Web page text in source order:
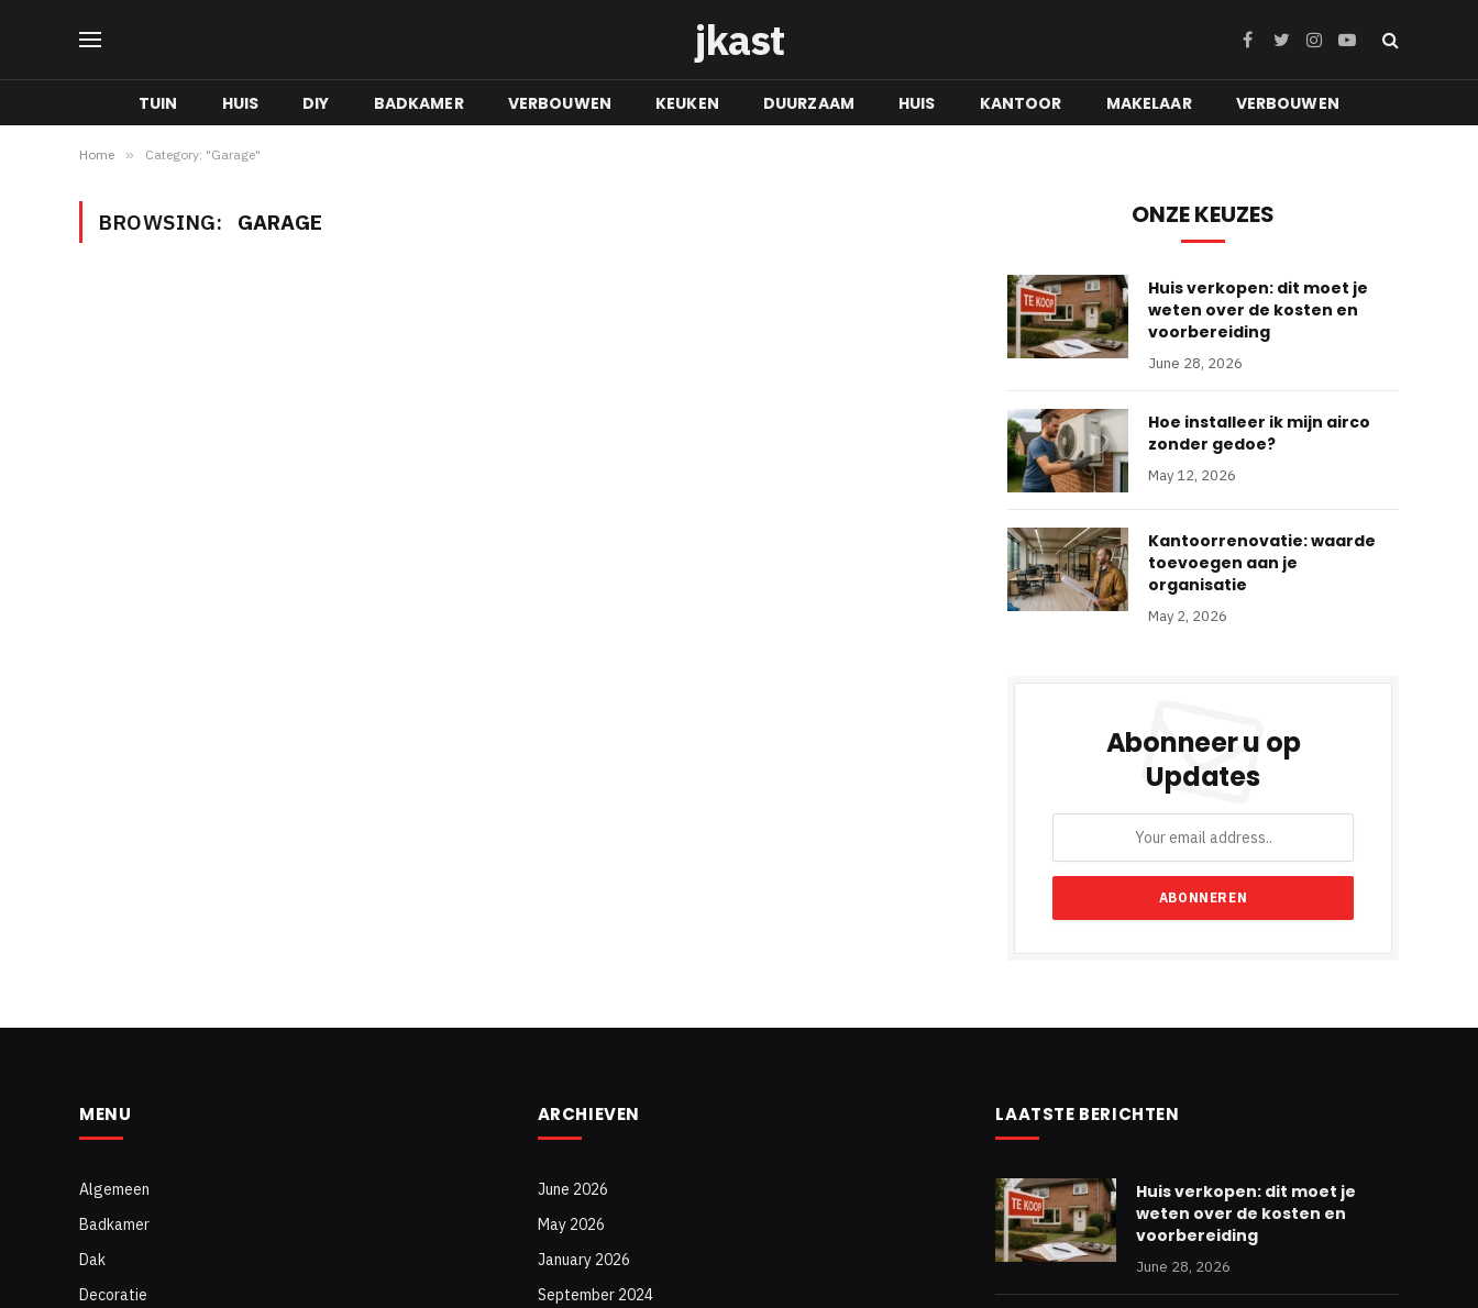
jkast Facebook
TwitterInstagram
YouTube
TUIN HUIS DIY BADKAMER VERBOUWEN KEUKEN DUURZAAM HUIS KANTOOR MAKELAAR VERBOUWEN
Home » Category: "Garage"
BROWSING: GARAGE ONZE KEUZES
Huis verkopen: dit moet je
weten over de kosten en
voorbereiding
June 28, 2026
Hoe installeer ik mijn airco
zonder gedoe?
May 12, 2026
Kantoorrenovatie: waarde
toevoegen aan je
organisatie
May 2, 2026
Abonneer u op
Updates
MENU
Algemeen
Badkamer
Dak
Decoratie
ARCHIEVEN
June 2026
May 2026
January 2026
September 2024
LAATSTE BERICHTEN
Huis verkopen: dit moet je
weten over de kosten en
voorbereiding
June 28, 2026